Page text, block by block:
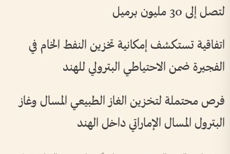
لتصل إلى 30 مليون برميل
اتفاقية تستكشف إمكانية تخزين النفط الخام في
الفجيرة ضمن الاحتياطي البترولي للهند
فرص محتملة لتخزين الغاز الطبيعي المسال وغاز
البترول المسال الإماراتي داخل الهند